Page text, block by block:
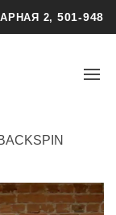
2, 501-948